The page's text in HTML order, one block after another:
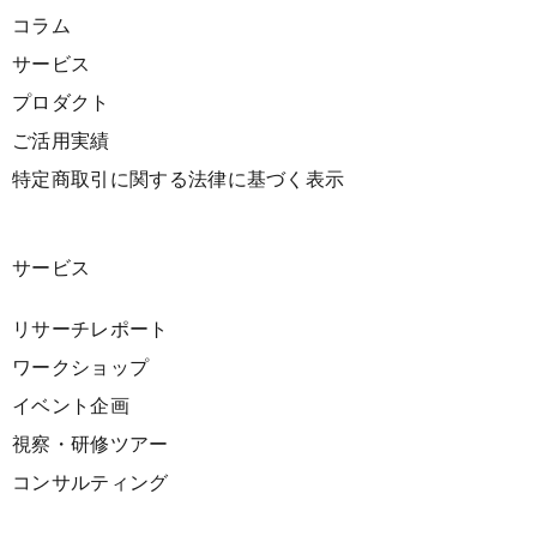
コラム
サービス
プロダクト
ご活用実績
特定商取引に関する法律に基づく表示
サービス
リサーチレポート
ワークショップ
イベント企画
視察・研修ツアー
コンサルティング